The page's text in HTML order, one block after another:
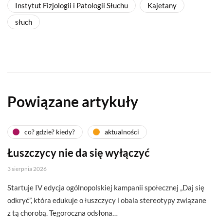
Instytut Fizjologii i Patologii Słuchu
Kajetany
słuch
Powiązane artykuły
co? gdzie? kiedy? aktualności
Łuszczycy nie da się wyłączyć
3 sierpnia 2026
Startuje IV edycja ogólnopolskiej kampanii społecznej „Daj się
odkryć”, która edukuje o łuszczycy i obala stereotypy związane
z tą chorobą. Tegoroczna odsłona…